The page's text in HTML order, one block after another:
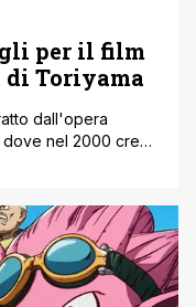
per il film
di Toriyama
dall'opera
dove nel 2000 creò
di circa 90
vedere di più [']